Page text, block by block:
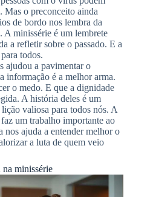
Mas o preconceito ainda
de bordo nos lembra da
A minissérie é um lembrete
a refletir sobre o passado. E a
todos.
ajudou a pavimentar o
informação é a melhor arma.
o medo. E que a dignidade
A história deles é um
valiosa para todos nós. A
um trabalho importante ao
nos ajuda a entender melhor o
a luta de quem veio
minissérie